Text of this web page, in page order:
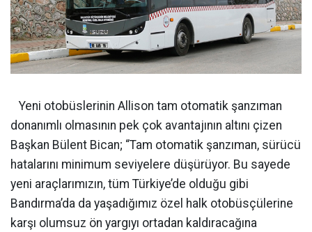
Yeni otobüslerinin Allison tam otomatik şanzıman
donanımlı olmasının pek çok avantajının altını çizen
Başkan Bülent Bican; “Tam otomatik şanzıman, sürücü
hatalarını minimum seviyelere düşürüyor. Bu sayede
yeni araçlarımızın, tüm Türkiye’de olduğu gibi
Bandırma’da da yaşadığımız özel halk otobüsçülerine
karşı olumsuz ön yargıyı ortadan kaldıracağına